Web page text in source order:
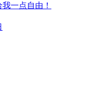
一点自由！